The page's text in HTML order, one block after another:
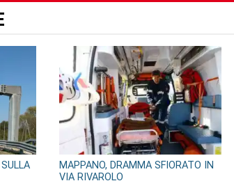
MAPPANO, DRAMMA SFIORATO IN
VIA RIVAROLO